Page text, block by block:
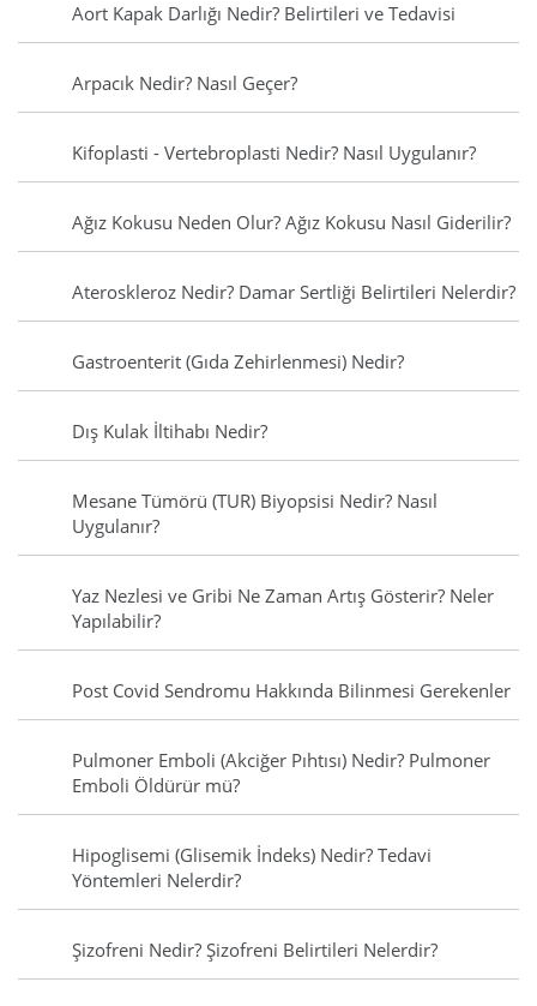
Aort Kapak Darlığı Nedir? Belirtileri ve Tedavisi
Arpacık Nedir? Nasıl Geçer?
Kifoplasti - Vertebroplasti Nedir? Nasıl Uygulanır?
Ağız Kokusu Neden Olur? Ağız Kokusu Nasıl Giderilir?
Ateroskleroz Nedir? Damar Sertliği Belirtileri Nelerdir?
Gastroenterit (Gıda Zehirlenmesi) Nedir?
Dış Kulak İltihabı Nedir?
Mesane Tümörü (TUR) Biyopsisi Nedir? Nasıl
Uygulanır?
Yaz Nezlesi ve Gribi Ne Zaman Artış Gösterir? Neler
Yapılabilir?
Post Covid Sendromu Hakkında Bilinmesi Gerekenler
Pulmoner Emboli (Akciğer Pıhtısı) Nedir? Pulmoner
Emboli Öldürür mü?
Hipoglisemi (Glisemik İndeks) Nedir? Tedavi
Yöntemleri Nelerdir?
Şizofreni Nedir? Şizofreni Belirtileri Nelerdir?